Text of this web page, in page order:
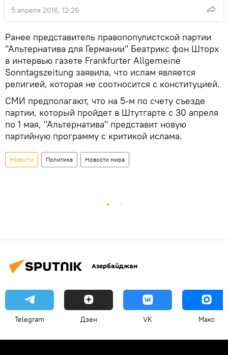
5 апреля 2016, 12:26
Ранее представитель правопопулистской партии
"Альтернатива для Германии" Беатрикс фон Шторх
в интервью газете Frankfurter Allgemeine
Sonntagszeitung заявила, что ислам является
религией, которая не соотносится с конституцией.
СМИ предполагают, что на 5-м по счету съезде
партии, который пройдет в Штутгарте с 30 апреля
по 1 мая, "Альтернатива" представит новую
партийную программу с критикой ислама.
Новости Политика Новости мира
Азербайджан
Telegram Дзен VK Макс